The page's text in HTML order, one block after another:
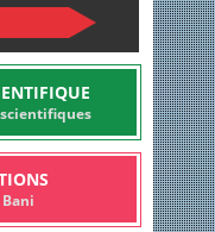
scientifiques